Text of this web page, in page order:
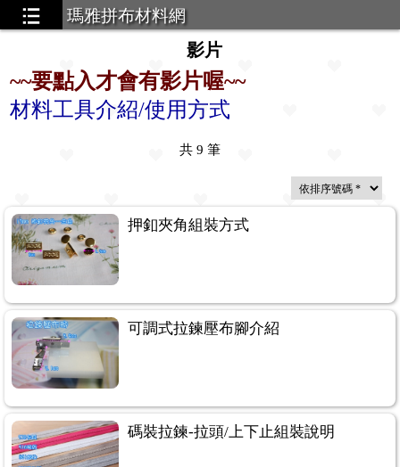
瑪雅拼布材料網
影片
~~要點入才會有影片喔~~
材料工具介紹/使用方式
共 9 筆
押釦夾角組裝方式
可調式拉鍊壓布腳介紹
碼裝拉鍊-拉頭/上下止組裝說明